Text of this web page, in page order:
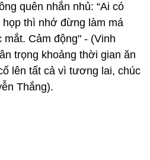
quên nhắn nhủ: “Ai có
thì nhớ đừng làm má
Cảm động" - (Vinh
trọng khoảng thời gian ăn
lên tất cả vì tương lai, chúc
Thắng).